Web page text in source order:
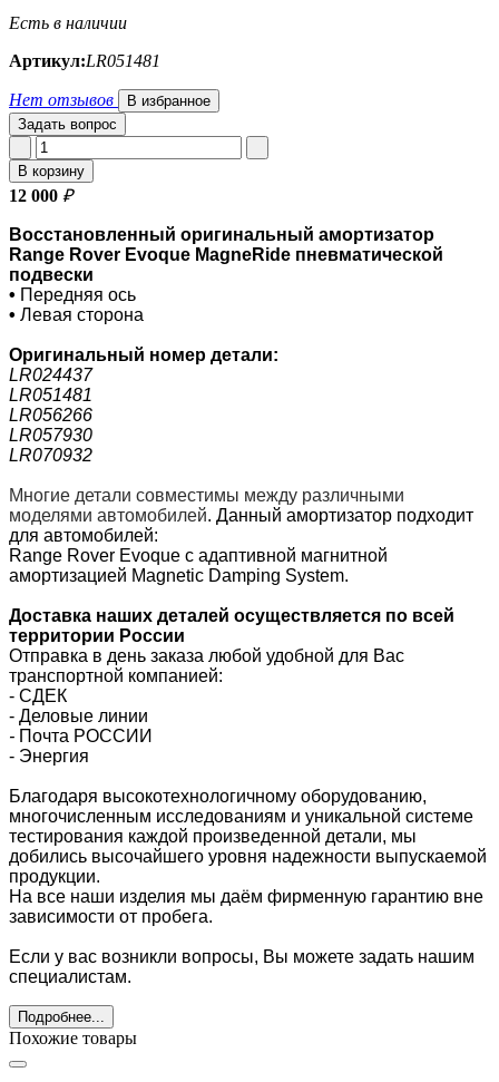
Есть в наличии
Артикул:LR051481
Нет отзывов
В избранное
Задать вопрос
В корзину
12 000 ₽
Восстановленный оригинальный амортизатор
Range Rover Evoque MagneRide пневматической
подвески
• Передняя ось
• Левая сторона
Оригинальный номер детали:
LR024437
LR051481
LR056266
LR057930
LR070932
Многие детали совместимы между различными
моделями автомобилей. Данный амортизатор подходит
для автомобилей:
Range Rover Evoque с адаптивной магнитной
амортизацией Magnetic Damping System.
Доставка наших деталей осуществляется по всей
территории России
Отправка в день заказа любой удобной для Вас
транспортной компанией:
- СДЕК
- Деловые линии
- Почта РОССИИ
- Энергия
Благодаря высокотехнологичному оборудованию,
многочисленным исследованиям и уникальной системе
тестирования каждой произведенной детали, мы
добились высочайшего уровня надежности выпускаемой
продукции.
На все наши изделия мы даём фирменную гарантию вне
зависимости от пробега.
Если у вас возникли вопросы, Вы можете задать нашим
специалистам.
Подробнее...
Похожие товары